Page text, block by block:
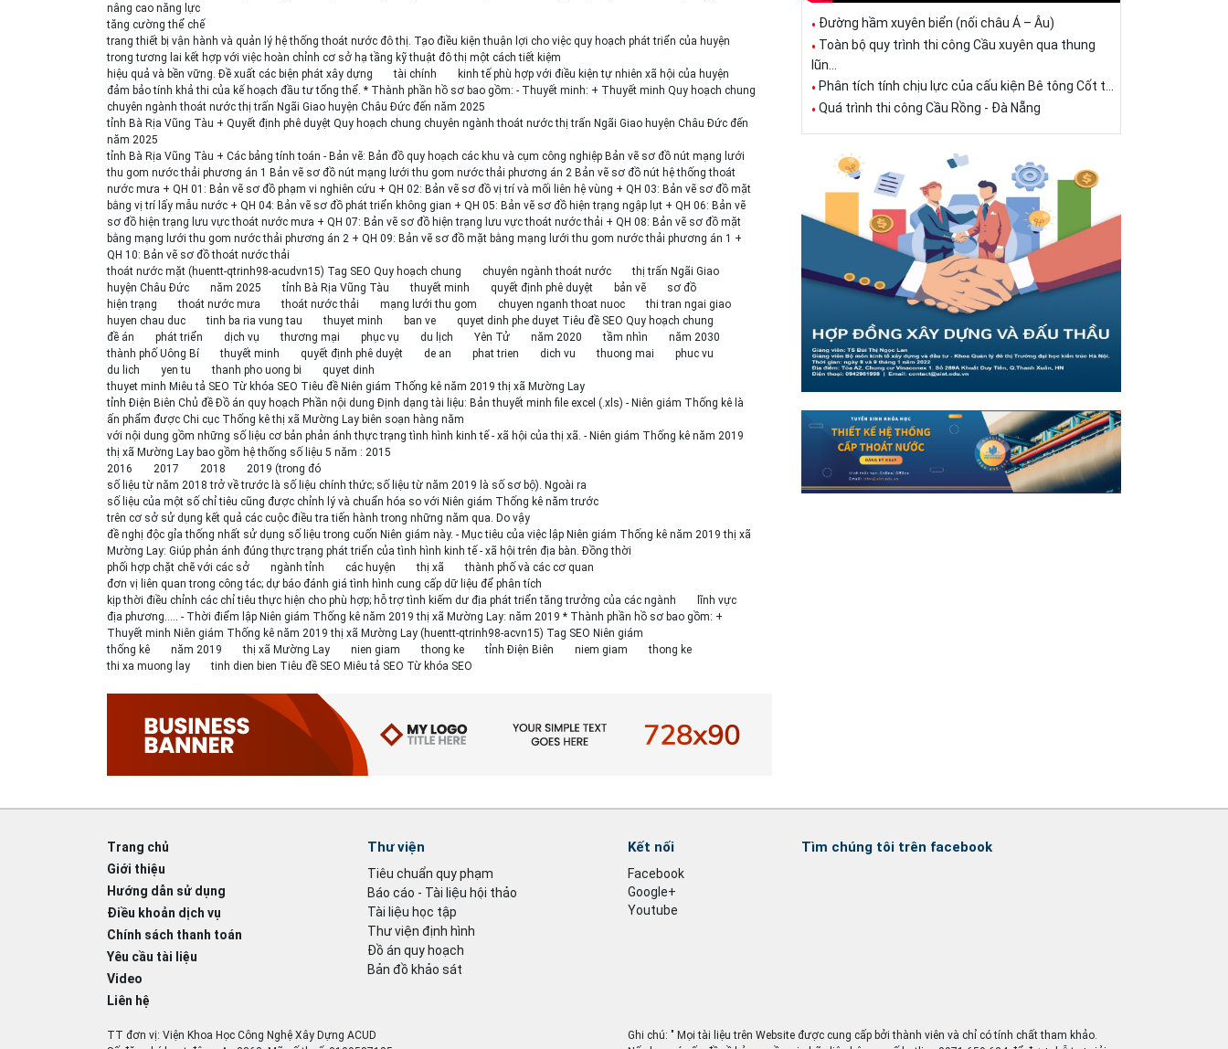
nâng cao năng lực
tăng cường thể chế
trang thiết bị vận hành và quản lý hệ thống thoát nước đô thị. Tạo điều kiện thuận lợi cho việc quy hoạch phát triển của huyện
trong tương lai kết hợp với việc hoàn chỉnh cơ sở hạ tầng kỹ thuật đô thị một cách tiết kiệm
hiệu quả và bền vững. Đề xuất các biện phát xây dựng
tài chính
kinh tế phù hợp với điều kiện tự nhiên xã hội của huyện
đảm bảo tính khả thi của kế hoạch đầu tư tổng thể. * Thành phần hồ sơ bao gồm: - Thuyết minh: + Thuyết minh Quy hoạch chung
chuyên ngành thoát nước thị trấn Ngãi Giao huyện Châu Đức đến năm 2025
tỉnh Bà Rịa Vũng Tàu + Quyết định phê duyệt Quy hoạch chung chuyên ngành thoát nước thị trấn Ngãi Giao huyện Châu Đức đến
năm 2025
tỉnh Bà Rịa Vũng Tàu + Các bảng tính toán - Bản vẽ: Bản đồ quy hoạch các khu và cụm công nghiệp Bản vẽ sơ đồ nút mạng lưới
thu gom nước thải phương án 1 Bản vẽ sơ đồ nút mạng lưới thu gom nước thải phương án 2 Bản vẽ sơ đồ nút hệ thống thoát
nước mưa + QH 01: Bản vẽ sơ đồ phạm vi nghiên cứu + QH 02: Bản vẽ sơ đồ vị trí và mối liên hệ vùng + QH 03: Bản vẽ sơ đồ mặt
bằng vị trí lấy mẫu nước + QH 04: Bản vẽ sơ đồ phát triển không gian + QH 05: Bản vẽ sơ đồ hiện trạng ngập lụt + QH 06: Bản vẽ
sơ đồ hiện trạng lưu vực thoát nước mưa + QH 07: Bản vẽ sơ đồ hiện trạng lưu vực thoát nước thải + QH 08: Bản vẽ sơ đồ mặt
bằng mạng lưới thu gom nước thải phương án 2 + QH 09: Bản vẽ sơ đồ mặt bằng mạng lưới thu gom nước thải phương án 1 +
QH 10: Bản vẽ sơ đồ thoát nước thải
thoát nước mặt (huentt-qtrinh98-acudvn15) Tag SEO Quy hoạch chung
chuyên ngành thoát nước
thị trấn Ngãi Giao
huyện Châu Đức
năm 2025 tỉnh Bà Rịa Vũng Tàu thuyết minh quyết định phê duyệt bản vẽ
sơ đồ
hiện trạng
thoát nước mưa thoát nước thải mạng lưới thu gom chuyen nganh thoat nuoc
thi tran ngai giao
huyen chau duc
tinh ba ria vung tau thuyet minh ban ve
quyet dinh phe duyet Tiêu đề SEO Quy hoạch chung
đề án
phát triển dịch vụ thương mại phục vụ du lịch Yên Tử năm 2020 tầm nhìn
năm 2030
thành phố Uông Bí
thuyết minh quyết định phê duyệt de an phat trien dich vu thuong mai
phuc vu
du lich
yen tu thanh pho uong bi
quyet dinh
thuyet minh Miêu tả SEO Từ khóa SEO Tiêu đề Niên giám Thống kê năm 2019 thị xã Mường Lay
tỉnh Điện Biên Chủ đề Đồ án quy hoạch Phần nội dung Định dạng tài liệu: Bản thuyết minh file excel (.xls) - Niên giám Thống kê là
ấn phẩm được Chi cục Thống kê thị xã Mường Lay biên soạn hàng năm
với nội dung gồm những số liệu cơ bản phản ánh thực trạng tình hình kinh tế - xã hội của thị xã. - Niên giám Thống kê năm 2019
thị xã Mường Lay bao gồm hệ thống số liệu 5 năm : 2015
2016
2017 2018
2019 (trong đó
số liệu từ năm 2018 trở về trước là số liệu chính thức; số liệu từ năm 2019 là số sơ bộ). Ngoài ra
số liệu của một số chỉ tiêu cũng được chỉnh lý và chuẩn hóa so với Niên giám Thống kê năm trước
trên cơ sở sử dụng kết quả các cuộc điều tra tiến hành trong những năm qua. Do vậy
đề nghị độc gỉa thống nhất sử dụng số liệu trong cuốn Niên giám này. - Mục tiêu của việc lập Niên giám Thống kê năm 2019 thị xã
Mường Lay: Giúp phản ánh đúng thực trạng phát triển của tình hình kinh tế - xã hội trên địa bàn. Đồng thời
phối hợp chặt chẽ với các sở
ngành tỉnh các huyện thị xã
thành phố và các cơ quan
đơn vị liên quan trong công tác; dự báo đánh giá tình hình cung cấp dữ liệu để phân tích
kịp thời điều chỉnh các chỉ tiêu thực hiện cho phù hợp; hỗ trợ tình kiếm dư địa phát triển tăng trưởng của các ngành
lĩnh vực
địa phương..... - Thời điểm lập Niên giám Thống kê năm 2019 thị xã Mường Lay: năm 2019 * Thành phần hồ sơ bao gồm: +
Thuyết minh Niên giám Thống kê năm 2019 thị xã Mường Lay (huentt-qtrinh98-acvn15) Tag SEO Niên giám
thống kê
năm 2019 thị xã Mường Lay nien giam thong ke tỉnh Điện Biên niem giam
thong ke
thi xa muong lay
tinh dien bien Tiêu đề SEO Miêu tả SEO Từ khóa SEO
Đường hầm xuyên biển (nối châu Á – Âu)
Toàn bộ quy trình thi công Cầu xuyên qua thung
lũn...
Phân tích tính chịu lực của cấu kiện Bê tông Cốt t...
Quá trình thi công Cầu Rồng - Đà Nẵng
Trang chủ
Giới thiệu
Hướng dẫn sử dụng
Điều khoản dịch vụ
Chính sách thanh toán
Yêu cầu tài liệu
Video
Liên hệ
Thư viện
Tiêu chuẩn quy phạm
Báo cáo - Tài liệu hội thảo
Tài liệu học tập
Thư viện định hình
Đồ án quy hoạch
Bản đồ khảo sát
Kết nối
Facebook
Google+
Youtube
Tìm chúng tôi trên facebook
TT đơn vị: Viện Khoa Học Công Nghệ Xây Dựng ACUD
Ghi chú: " Mọi tài liệu trên Website được cung cấp bởi thành viên và chỉ có tính chất tham khảo.